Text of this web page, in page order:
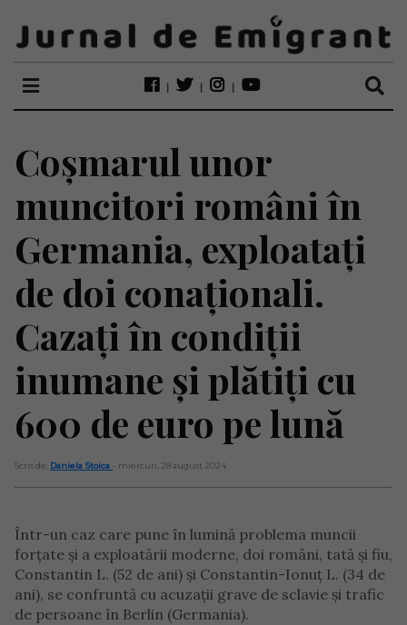
Coșmarul unor
muncitori români în
Germania, exploatați
de doi conaționali.
Cazați în condiții
inumane și plătiți cu
600 de euro pe lună
Scris de: Daniela Stoica - miercuri, 28 august 2024
Într-un caz care pune în lumină problema muncii
forțate și a exploatării moderne, doi români, tată și fiu,
Constantin L. (52 de ani) și Constantin-Ionuț L. (34 de
ani), se confruntă cu acuzații grave de sclavie și trafic
de persoane în Berlin (Germania).